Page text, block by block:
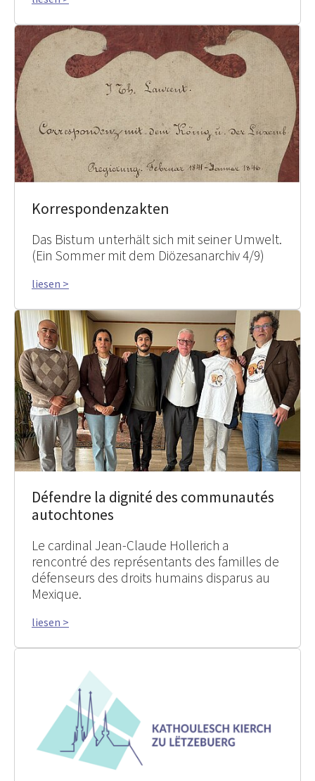
Korrespondenzakten
Das Bistum unterhält sich mit seiner Umwelt.
(Ein Sommer mit dem Diözesanarchiv 4/9)
liesen >
Défendre la dignité des communautés
autochtones
Le cardinal Jean-Claude Hollerich a
rencontré des représentants des familles de
défenseurs des droits humains disparus au
Mexique.
liesen >